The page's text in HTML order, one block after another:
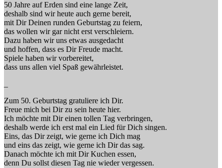
50 Jahre auf Erden sind eine lange Zeit,
deshalb sind wir heute auch gerne bereit,
mit Dir Deinen runden Geburtstag zu feiern,
das wollen wir gar nicht erst verschleiern.
Dazu haben wir uns etwas ausgedacht
und hoffen, dass es Dir Freude macht.
Spiele haben wir vorbereitet,
dass uns allen viel Spaß gewährleistet.
Zum 50. Geburtstag gratuliere ich Dir.
Freue mich bei Dir zu sein heute hier.
Ich möchte mit Dir einen tollen Tag verbringen,
deshalb werde ich erst mal ein Lied für Dich singen.
Eins, das Dir zeigt, wie gerne ich Dich mag
und eins das zeigt, wie gerne ich Dir das sag.
Danach möchte ich mit Dir Kuchen essen,
denn Du sollst diesen Tag nie wieder vergessen.